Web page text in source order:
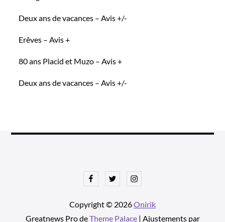
Deux ans de vacances – Avis +/-
Erêves – Avis +
80 ans Placid et Muzo – Avis +
Deux ans de vacances – Avis +/-
FacebookTwitterInstagram
Copyright © 2026Onirik
Greatnews Pro deTheme Palace| Ajustements par